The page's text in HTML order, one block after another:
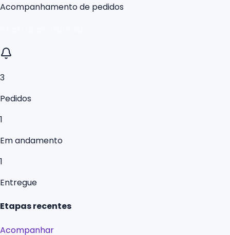
Acompanhamento de pedidos
3
Pedidos
1
Em andamento
1
Entregue
Etapas recentes
Acompanhar